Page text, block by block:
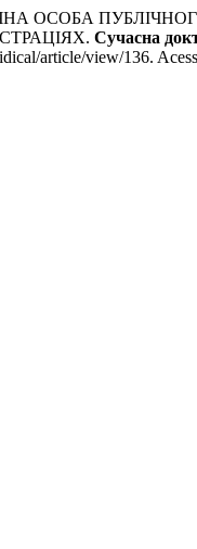
ОСОБА
Сучасна
article/view/136.